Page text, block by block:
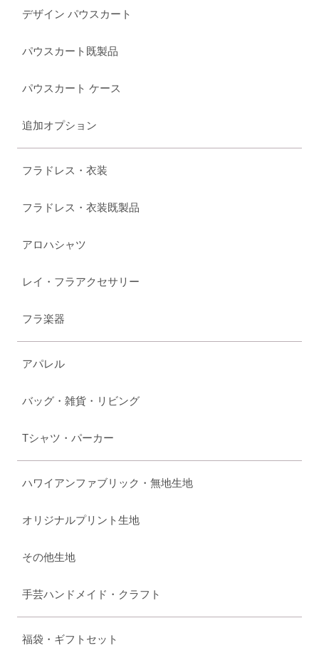
デザイン パウスカート
パウスカート既製品
パウスカート ケース
追加オプション
フラドレス・衣装
フラドレス・衣装既製品
アロハシャツ
レイ・フラアクセサリー
フラ楽器
アパレル
バッグ・雑貨・リビング
Tシャツ・パーカー
ハワイアンファブリック・無地生地
オリジナルプリント生地
その他生地
手芸ハンドメイド・クラフト
福袋・ギフトセット